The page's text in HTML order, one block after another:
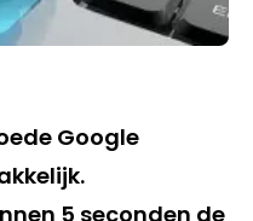
Google
5 seconden de